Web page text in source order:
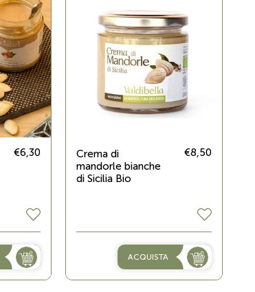
€6,30
Crema di
mandorle bianche
di Sicilia Bio
€8,50
ACQUISTA